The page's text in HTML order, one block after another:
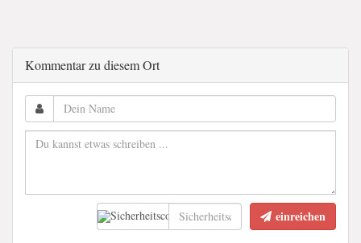
Kommentar zu diesem Ort
einreichen